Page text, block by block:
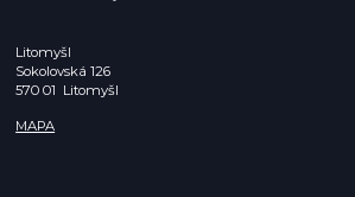
Litomyšl
Sokolovská 126
570 01 Litomyšl
MAPA